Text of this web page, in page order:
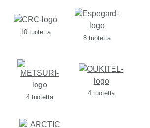
10 tuotetta
8 tuotetta
4 tuotetta
4 tuotetta